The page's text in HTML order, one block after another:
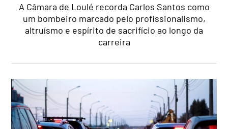
A Câmara de Loulé recorda Carlos Santos como
um bombeiro marcado pelo profissionalismo,
altruísmo e espírito de sacrifício ao longo da
carreira